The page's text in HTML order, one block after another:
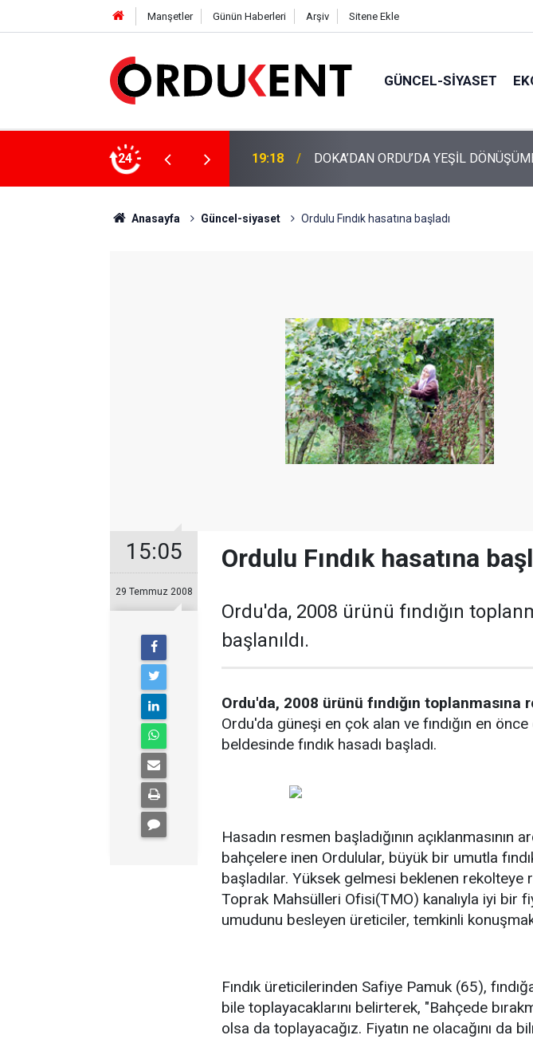
Manşetler Günün Haberleri Arşiv Sitene Ekle
GÜNCEL-SIYASET
24
4 MİLYON LİRAYA YAKIN DESTEK 12:46 YENİ PARTİ’NİN ORDU’DAKİ 69
Anasayfa Güncel-siyaset Ordulu Fındık hasatına başladı
15:05
29 Temmuz 2008
Ordulu Fındık hasatına
Ordu'da, 2008 ürünü fındığın
başlanıldı.
Ordu'da, 2008 ürünü fındığın toplanmasına
Ordu'da güneşi en çok alan ve fındığın en önce
beldesinde fındık hasadı başladı.
Hasadın resmen başladığının açıklanmasının
bahçelere inen Ordulular, büyük bir umutla
başladılar. Yüksek gelmesi beklenen rekolteye
Toprak Mahsülleri Ofisi(TMO) kanalıyla iyi bir
umudunu besleyen üreticiler, temkinli
Fındık üreticilerinden Safiye Pamuk (65),
bile toplayacaklarını belirterek, "Bahçede
olsa da toplayacağız. Fiyatın ne olacağını da